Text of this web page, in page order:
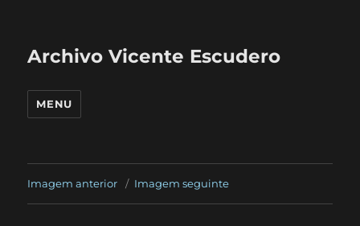
Archivo Vicente Escudero
MENU
Imagem anterior Imagem seguinte